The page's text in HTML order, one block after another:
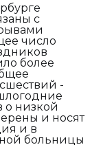
с
число
более
-
о низкой
и носят
и в
больницы